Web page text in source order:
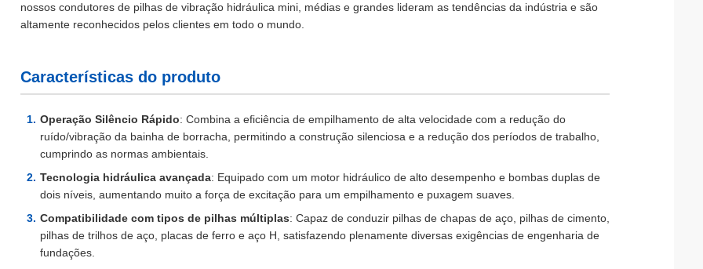
nossos condutores de pilhas de vibração hidráulica mini, médias e grandes lideram as tendências da indústria e são
altamente reconhecidos pelos clientes em todo o mundo.
Características do produto
Operação Silêncio Rápido: Combina a eficiência de empilhamento de alta velocidade com a redução do
ruído/vibração da bainha de borracha, permitindo a construção silenciosa e a redução dos períodos de trabalho,
cumprindo as normas ambientais.
Tecnologia hidráulica avançada: Equipado com um motor hidráulico de alto desempenho e bombas duplas de
dois níveis, aumentando muito a força de excitação para um empilhamento e puxagem suaves.
Compatibilidade com tipos de pilhas múltiplas: Capaz de conduzir pilhas de chapas de aço, pilhas de cimento,
pilhas de trilhos de aço, placas de ferro e aço H, satisfazendo plenamente diversas exigências de engenharia de
fundações.